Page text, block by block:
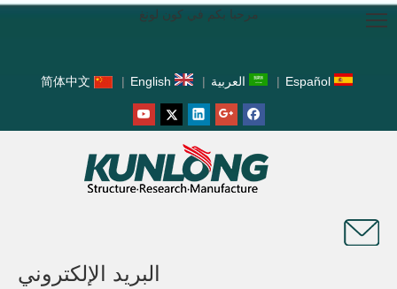
مرحبا بكم في كون لونغ
Español
| العربية |
English
|
简体中文
البريد الإلكتروني